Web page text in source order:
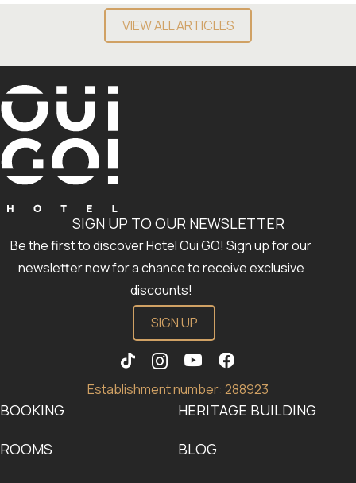
VIEW ALL ARTICLES
BOOKING
ROOMS
HERITAGE BUILDING
BLOG
SIGN UP TO OUR NEWSLETTER
Be the first to discover Hotel Oui GO! Sign up for our
newsletter now for a chance to receive exclusive
discounts!
SIGN UP
Establishment number: 288923